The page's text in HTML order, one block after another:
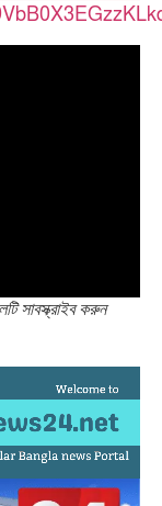
সাবস্ক্রাইব করুন